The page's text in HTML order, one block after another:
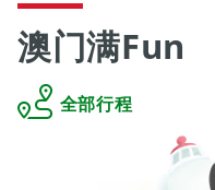
澳门满Fun
全部行程